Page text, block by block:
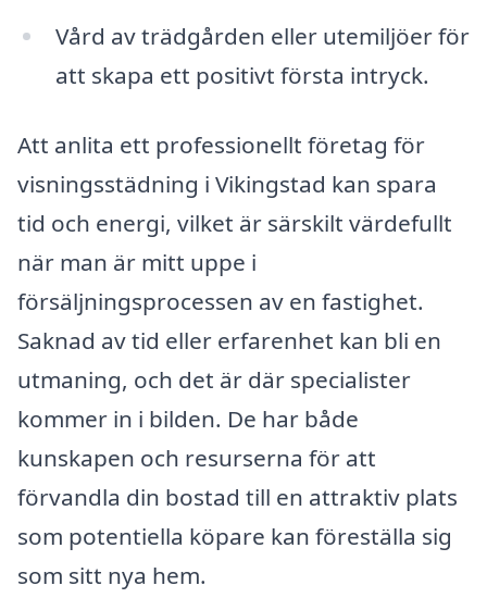
Vård av trädgården eller utemiljöer för
att skapa ett positivt första intryck.
Att anlita ett professionellt företag för
visningsstädning i Vikingstad kan spara
tid och energi, vilket är särskilt värdefullt
när man är mitt uppe i
försäljningsprocessen av en fastighet.
Saknad av tid eller erfarenhet kan bli en
utmaning, och det är där specialister
kommer in i bilden. De har både
kunskapen och resurserna för att
förvandla din bostad till en attraktiv plats
som potentiella köpare kan föreställa sig
som sitt nya hem.